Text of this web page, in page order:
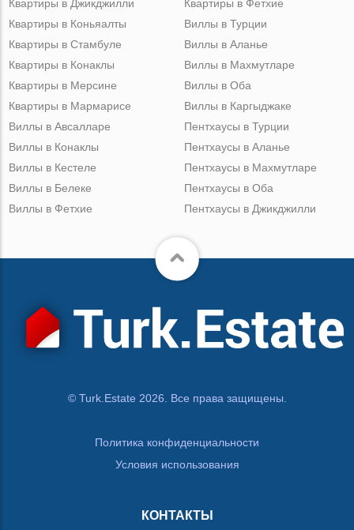
Квартиры в Джикджилли
Квартиры в Фетхие
Квартиры в Коньяалты
Квартиры в Стамбуле
Квартиры в Конаклы
Квартиры в Мерсине
Квартиры в Мармарисе
Виллы в Турции
Виллы в Аланье
Виллы в Махмутларе
Виллы в Оба
Виллы в Каргыджаке
Виллы в Авсалларе
Виллы в Конаклы
Виллы в Кестеле
Виллы в Белеке
Виллы в Фетхие
Пентхаусы в Турции
Пентхаусы в Аланье
Пентхаусы в Махмутларе
Пентхаусы в Оба
Пентхаусы в Джикджилли
© Turk.Estate 2026. Все права защищены.
Политика конфиденциальности
Условия использования
КОНТАКТЫ